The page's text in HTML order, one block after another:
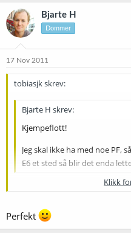
Bjarte H
Dommer
17 Nov 2011
tobiasjk skrev:
Bjarte H skrev:
Kjempeflott!
Jeg skal ikke ha med noe PF,
E6 et sted så blir det enda
Klikk
Perfekt